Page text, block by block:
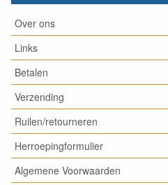
Over ons
Links
Betalen
Verzending
Ruilen/retourneren
Herroepingformulier
Algemene Voorwaarden